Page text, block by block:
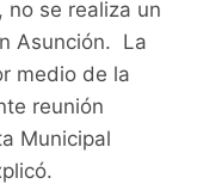
se realiza un
Asunción. La
medio de la
reunión
Municipal